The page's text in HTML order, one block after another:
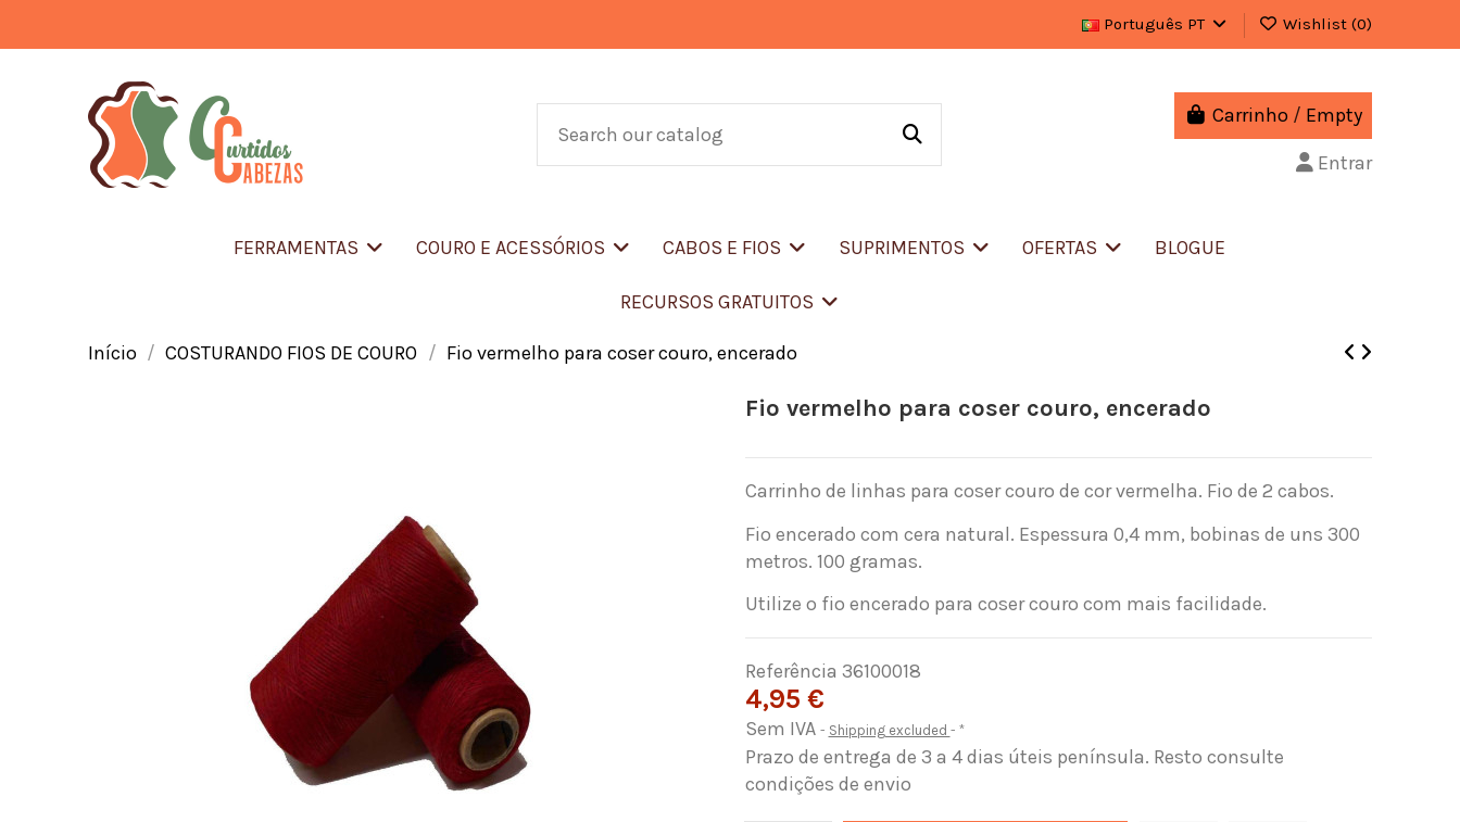
Português PT Wishlist (0)
Carrinho / Empty
Entrar
FERRAMENTAS COURO E ACESSÓRIOS CABOS E FIOS SUPRIMENTOS OFERTAS BLOGUE
RECURSOS GRATUITOS
Início COSTURANDO FIOS DE COURO Fio vermelho para coser couro, encerado
Fio vermelho para coser couro, encerado
Carrinho de linhas para coser couro de cor vermelha. Fio de 2 cabos.
Fio encerado com cera natural. Espessura 0,4 mm, bobinas de uns 300
metros. 100 gramas.
Utilize o fio encerado para coser couro com mais facilidade.
Referência 36100018
4,95 €
Sem IVA Shipping excluded *
Prazo de entrega de 3 a 4 dias úteis península. Resto consulte
condições de envio